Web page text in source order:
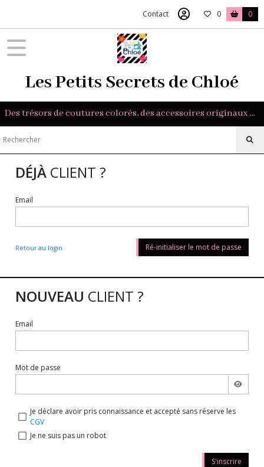
Contact 0 0
Les Petits Secrets de Chloé
Des trésors de coutures colorés, des accessoires originaux et des tissus exclusifs pour sublimer vos créations.
DÉJÀ CLIENT ?
Email
Retour au login Ré-initialiser le mot de passe
NOUVEAU CLIENT ?
Email
Mot de passe
Je déclare avoir pris connaissance et accepté sans réserve les
CGV
Je ne suis pas un robot
S'inscrire